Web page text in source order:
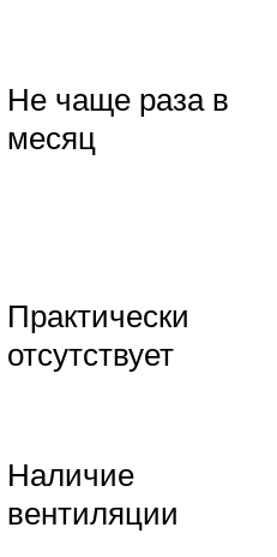
Не чаще раза в
месяц
Практически
отсутствует
Наличие
вентиляции